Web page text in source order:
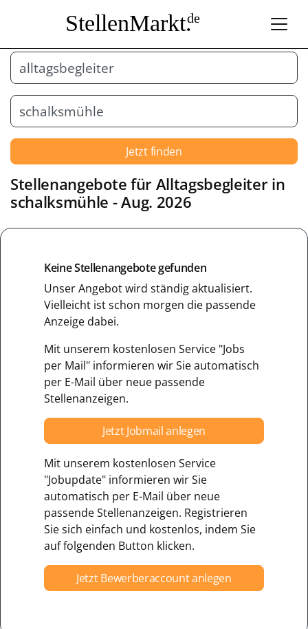
StellenMarkt.de
Jetzt finden
Stellenangebote für Alltagsbegleiter in
schalksmühle - Aug. 2026
Keine Stellenangebote gefunden
Unser Angebot wird ständig aktualisiert.
Vielleicht ist schon morgen die passende
Anzeige dabei.
Mit unserem kostenlosen Service "Jobs
per Mail" informieren wir Sie automatisch
per E-Mail über neue passende
Stellenanzeigen.
Jetzt Jobmail anlegen
Mit unserem kostenlosen Service
"Jobupdate" informieren wir Sie
automatisch per E-Mail über neue
passende Stellenanzeigen. Registrieren
Sie sich einfach und kostenlos, indem Sie
auf folgenden Button klicken.
Jetzt Bewerberaccount anlegen